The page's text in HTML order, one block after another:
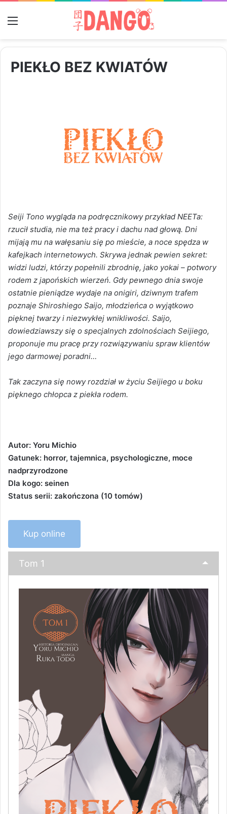
PIEKŁO BEZ KWIATÓW
Seiji Tono wygląda na podręcznikowy przykład NEETa:
rzucił studia, nie ma też pracy i dachu nad głową. Dni
mijają mu na wałęsaniu się po mieście, a noce spędza w
kafejkach internetowych. Skrywa jednak pewien sekret:
widzi ludzi, którzy popełnili zbrodnię, jako yokai – potwory
rodem z japońskich wierzeń. Gdy pewnego dnia swoje
ostatnie pieniądze wydaje na onigiri, dziwnym trafem
poznaje Shiroshiego Saijo, młodzieńca o wyjątkowo
pięknej twarzy i niezwykłej wnikliwości. Saijo,
dowiedziawszy się o specjalnych zdolnościach Seijiego,
proponuje mu pracę przy rozwiązywaniu spraw klientów
jego darmowej poradni…
Tak zaczyna się nowy rozdział w życiu Seijiego u boku
pięknego chłopca z piekła rodem.
Autor: Yoru Michio
Gatunek: horror, tajemnica, psychologiczne, moce
nadprzyrodzone
Dla kogo: seinen
Status serii: zakończona (10 tomów)
Kup online
Tom 1